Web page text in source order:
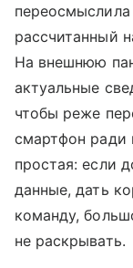
рассчитанный
На внешнюю
актуальные
чтобы реже
смартфон ради
простая: если
данные, дать
команду,
не раскрывать.